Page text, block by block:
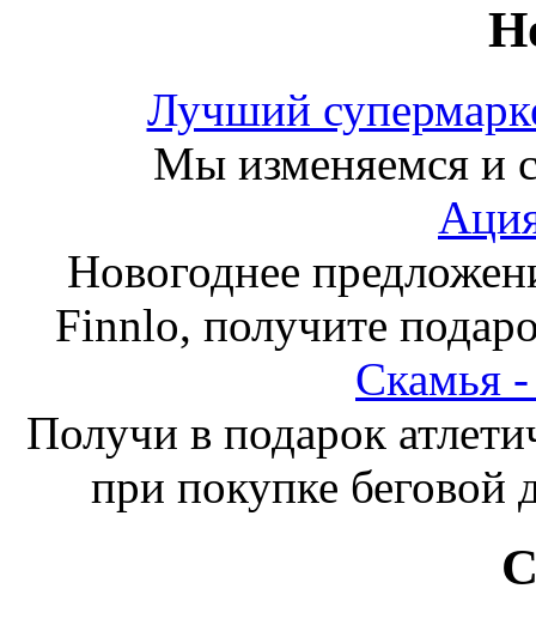
Лучший
Мы изменяемся и
Новогоднее
Finnlo, получите
Получи в подарок
при покупке беговой